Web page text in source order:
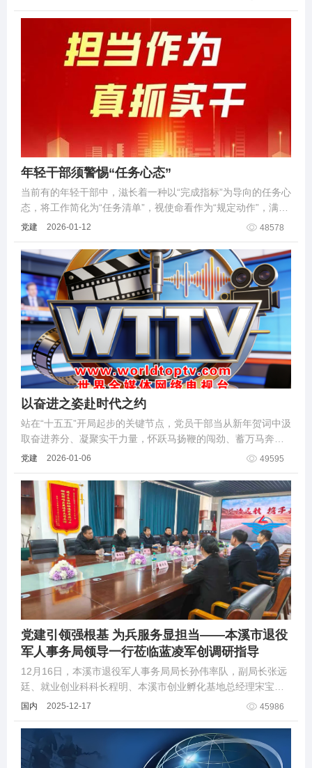
年轻干部须警惕“任务心态”
当前有的年轻干部中，滋长着一种以“完成指标”为导向的任务心
态，将工作简化为“任务清单”，视使命看作为“规定动作”，满足
于“交差即可”，执着于“快速通关”。
党建 2026-01-12 48578
以奋进之姿赴时代之约
站在“十五五”开局起步的关键节点，党员干部当从新年贺词中汲
取奋进养分、凝聚实干力量，怀跃马扬鞭的闯劲、蓄万马奔腾
的干劲，在中国式现代化宏伟征程上勇毅前行、建功立业，书
党建 2026-01-06 49595
党建引领强根基 为兵服务显担当——本溪市退役
军人事务局领导一行莅临蓝凌军创调研指导
12月16日，本溪市退役军人事务局局长孙伟率队，副局长张远
廷、就业创业科科长程明、本溪市创业孵化基地总经理宋宝
成、办公室主任肇恒彪一行5人莅临蓝凌军创开展专题调研。
国内 2025-12-17 45986